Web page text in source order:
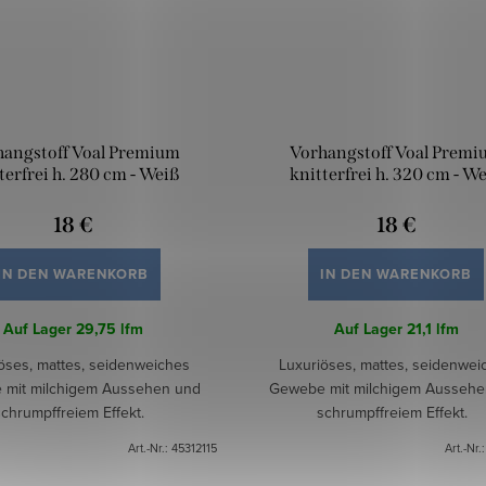
Voal Premium
h. 280 cm - Weiß
18 €
DEN WARENKORB
Auf Lager29,75 lfm
mattes, seidenweiches
mit milchigem Aussehen und
Effekt.
Art.-Nr.: 45312115
Vorhangstoff Voal
knitterfrei h. 320 cm -
18 €
IN DEN WARENKORB
Auf Lager21,1 lfm
Luxuriöses, mattes,
Gewebe mit milchigem
schrumpffreiem Effekt.
Art.-Nr.: